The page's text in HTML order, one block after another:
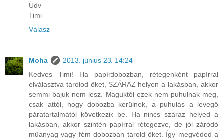
Üdv
Timi
Válasz
Moha
2013. június 23. 14:24
Kedves Timi! Ha papírdobozban, rétegenként papírral
elválasztva tárolod őket, SZÁRAZ helyen a lakásban, akkor
semmi bajuk nem lesz. Maguktól ezek nem puhulnak meg,
csak attól, hogy dobozba kerülnek, a puhulás a levegő
páratartalmától következik be. Ha nincs száraz helyed a
lakásban, akkor szintén papírral rétegezve, de jól záródó
műanyag vagy fém dobozban tárold őket. Így megvéded a